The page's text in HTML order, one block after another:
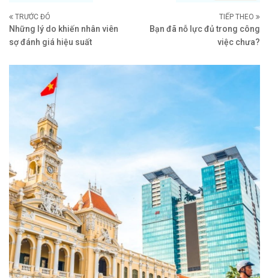
TRƯỚC ĐÓ
Những lý do khiến nhân viên
sợ đánh giá hiệu suất
TIẾP THEO
Bạn đã nỗ lực đủ trong công
việc chưa?